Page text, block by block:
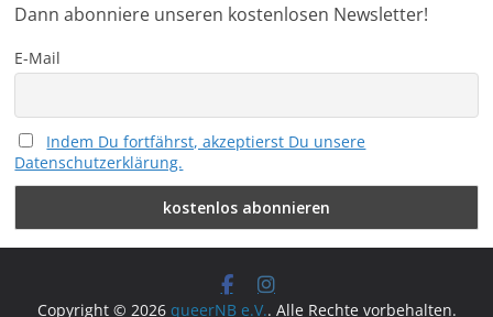
Dann abonniere unseren kostenlosen Newsletter!
E-Mail
Indem Du fortfährst, akzeptierst Du unsere
Datenschutzerklärung.
Copyright © 2026 queerNB e.V.. Alle Rechte vorbehalten.